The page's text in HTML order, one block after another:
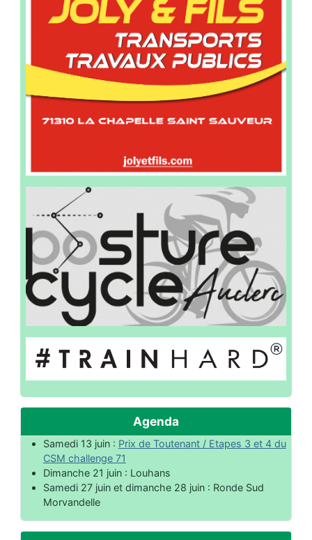
Agenda
Samedi 13 juin : Prix de Toutenant / Etapes 3 et 4 du
CSM challenge 71
Dimanche 21 juin : Louhans
Samedi 27 juin et dimanche 28 juin : Ronde Sud
Morvandelle